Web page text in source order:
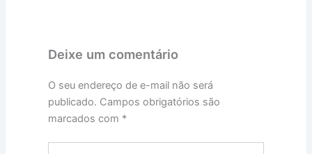
Deixe um comentário
O seu endereço de e-mail não será
publicado. Campos obrigatórios são
marcados com *